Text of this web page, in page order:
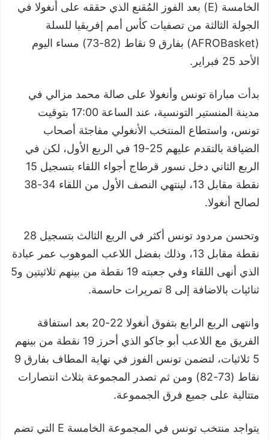
الخامسة (E) بعد الفوز المُقنع الذي حققه على أنغولا في
الجولة الثالثة من تصفيات كأس أمم إفريقيا للسلة
(AFROBasket) بفارق 9 نقاط (82-73) مساء اليوم
الأحد 25 فبراير.
بدأت مباراة تونس وأنغولا على صالة محمد مزالي في
مدينة المنستير التونسية، عند الساعة 17:00 بتوقيت
تونس، واستطاع المنتخب الأنغولي مفاجئة أصحاب
الضيافة بالتقدم عليهم 25-19 في الربع الأول، لكن في
الربع الثاني دخل نسور قرطاج أجواء اللقاء بتسجيل 15
نقطة مقابل 13، لينتهي النصف الأول من اللقاء 34-38
لصالح أنغولا.
وتحسن مردود تونس أكثر في الربع الثالث بتسجيل 28
نقطة مقابل 13، وذلك بفضل اللاعب الموهوب عمر عبادة
الذي أنهى اللقاء وفي جعبته 19 نقطة من بينهم ثلاثيتين و5
ثنائيات بالاضافة إلى 8 تمريرات حاسمة.
وانتهى الربع الرابع بتفوق أنغولا 22-20 بعد استفاقة
الفريق مع اللاعب أبو جاكو الذي أحرز 19 نقطة من بينهم
5 ثلاثيات، لتضمن تونس الفوز في نهاية المطاف بفارق 9
نقاط (73-82) ومن ثم تصدر المجموعة بثلاث انتصارات
متتالية على جميع فرق الجمموعة.
يتواجد منتخب تونس في المجموعة الخامسة E التي تضم